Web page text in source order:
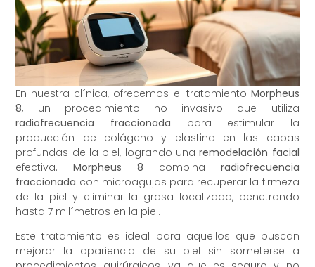
En nuestra clínica, ofrecemos el tratamiento Morpheus
8, un procedimiento no invasivo que utiliza
radiofrecuencia fraccionada para estimular la
producción de colágeno y elastina en las capas
profundas de la piel, logrando unaremodelación facial
efectiva.Morpheus 8 combina radiofrecuencia
fraccionada con microagujas para recuperar la firmeza
de la piel y eliminar la grasa localizada, penetrando
hasta 7 milímetros en la piel.
Este tratamiento es ideal para aquellos que buscan
mejorar la apariencia de su piel sin someterse a